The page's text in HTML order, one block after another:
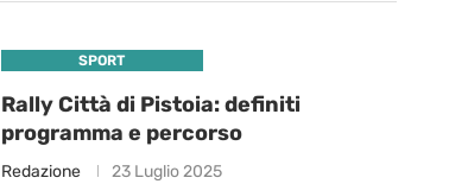
SPORT
Rally Città di Pistoia: definiti
programma e percorso
Redazione 23 Luglio 2025